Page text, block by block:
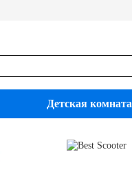
Детская комната